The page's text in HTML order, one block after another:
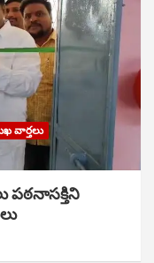
వార్తలు
పఠ‌నాసక్తిని